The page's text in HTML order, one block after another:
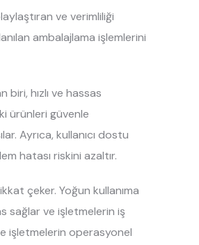
ve verimliliği
ambalajlama işlemlerini
hızlı ve hassas
ürünleri güvenle
Ayrıca, kullanıcı dostu
hatası riskini azaltır.
çeker. Yoğun kullanıma
sağlar ve işletmelerin iş
işletmelerin operasyonel